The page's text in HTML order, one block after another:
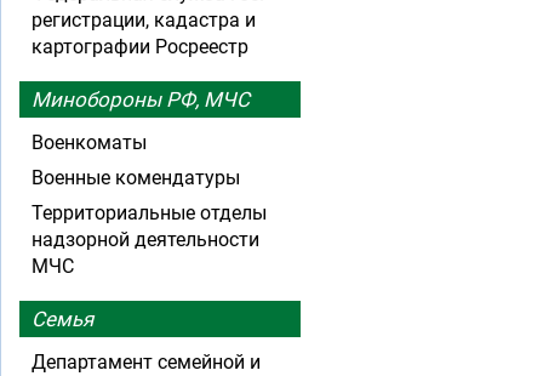
регистрации, кадастра и
картографии Росреестр
Минобороны РФ, МЧС
Военкоматы
Военные комендатуры
Территориальные отделы
надзорной деятельности
МЧС
Семья
Департамент семейной и